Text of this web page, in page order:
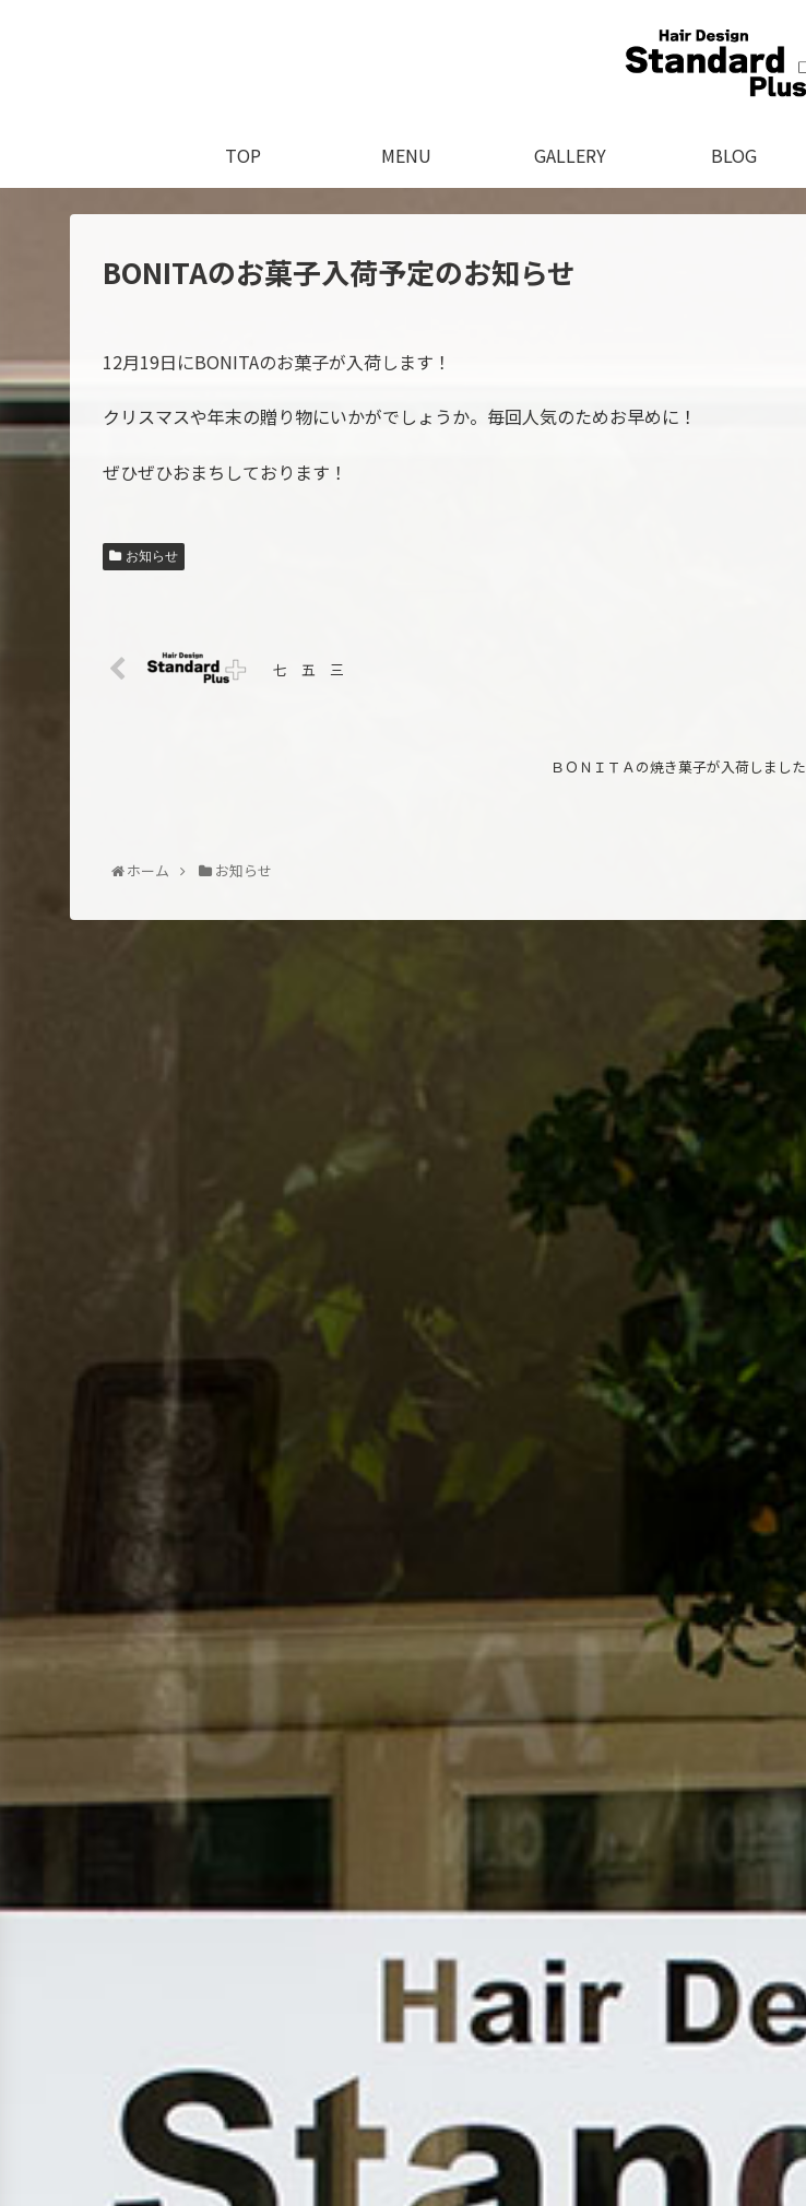
TOP MENU GALLERY BLOG
BONITAのお菓子入荷予定のお知らせ
12月19日にBONITAのお菓子が入荷します！
クリスマスや年末の贈り物にいかがでしょうか。毎回人気のためお早めに！
ぜひぜひおまちしております！
お知らせ
七 五 三
ＢＯＮＩＴＡの焼き菓子が入荷しました
ホーム お知らせ